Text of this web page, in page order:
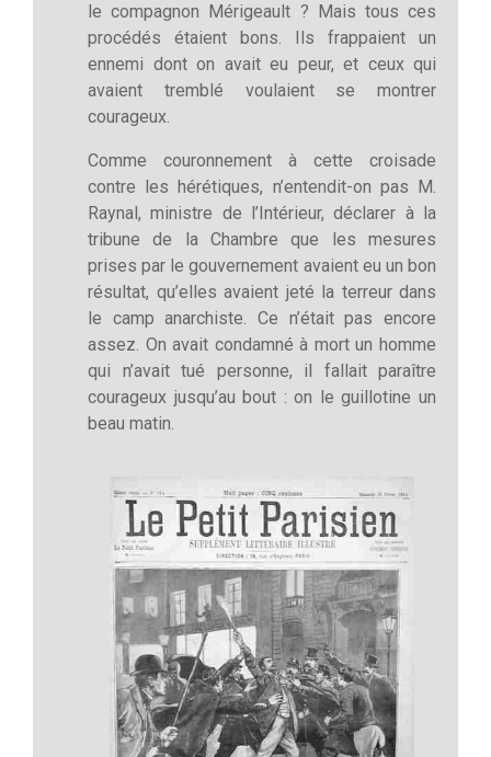
le compagnon Mérigeault ? Mais tous ces
procédés étaient bons. Ils frappaient un
ennemi dont on avait eu peur, et ceux qui
avaient tremblé voulaient se montrer
courageux.
Comme couronnement à cette croisade
contre les hérétiques, n’entendit-on pas M.
Raynal, ministre de l’Intérieur, déclarer à la
tribune de la Chambre que les mesures
prises par le gouvernement avaient eu un bon
résultat, qu’elles avaient jeté la terreur dans
le camp anarchiste. Ce n’était pas encore
assez. On avait condamné à mort un homme
qui n’avait tué personne, il fallait paraître
courageux jusqu’au bout : on le guillotine un
beau matin.